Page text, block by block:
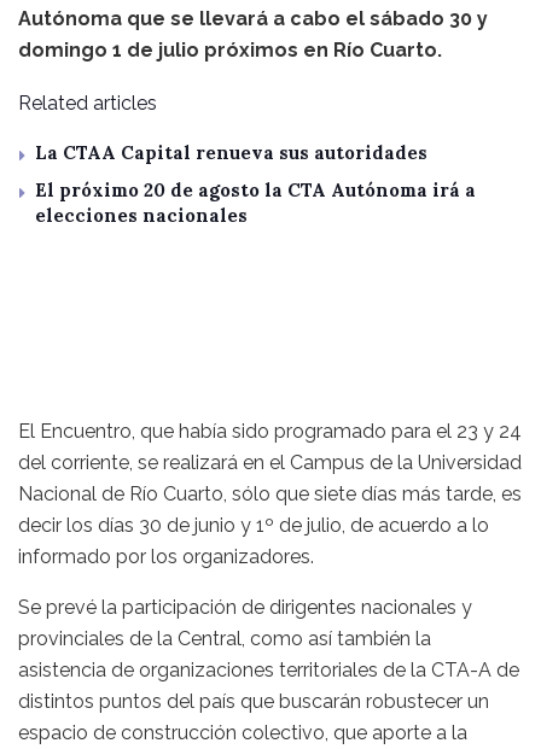
Autónoma que se llevará a cabo el sábado 30 y
domingo 1 de julio próximos en Río Cuarto.
Related articles
La CTAA Capital renueva sus autoridades
El próximo 20 de agosto la CTA Autónoma irá a
elecciones nacionales
El Encuentro, que había sido programado para el 23 y 24
del corriente, se realizará en el Campus de la Universidad
Nacional de Río Cuarto, sólo que siete días más tarde, es
decir los días 30 de junio y 1º de julio, de acuerdo a lo
informado por los organizadores.
Se prevé la participación de dirigentes nacionales y
provinciales de la Central, como así también la
asistencia de organizaciones territoriales de la CTA-A de
distintos puntos del país que buscarán robustecer un
espacio de construcción colectivo, que aporte a la